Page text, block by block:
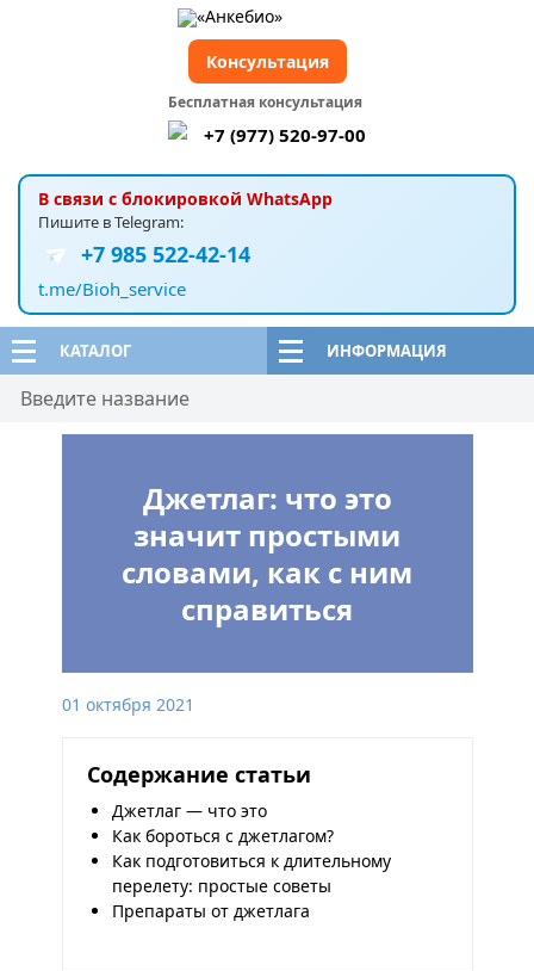
КАТАЛОГ ИНФОРМАЦИЯ
В связи с блокировкой WhatsApp
Пишите в Telegram:
+7 985 522-42-14
t.me/Bioh_service
Бесплатная консультация
+7 (977) 520-97-00
Консультация
Джетлаг: что это
значит простыми
словами, как с ним
справиться
01 октября 2021
Содержание статьи
Джетлаг — что это
Как бороться с джетлагом?
Как подготовиться к длительному
перелету: простые советы
Препараты от джетлага